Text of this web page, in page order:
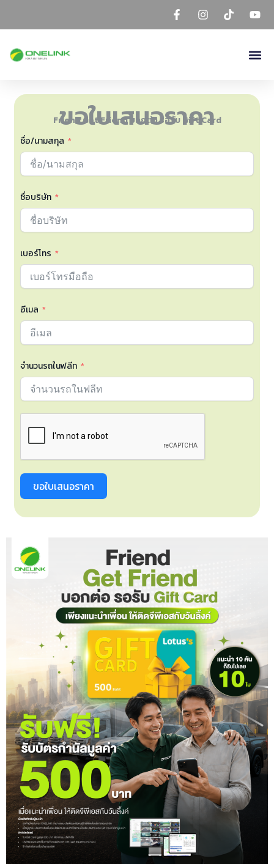
ขอใบเสนอราคา
Friend Get Friend บอกต่อ รอรับ Gift Card
ชื่อ/นามสกุล
ชื่อบริษัท
เบอร์โทร
อีเมล
จำนวนรถในฟลีท
ขอใบเสนอราคา